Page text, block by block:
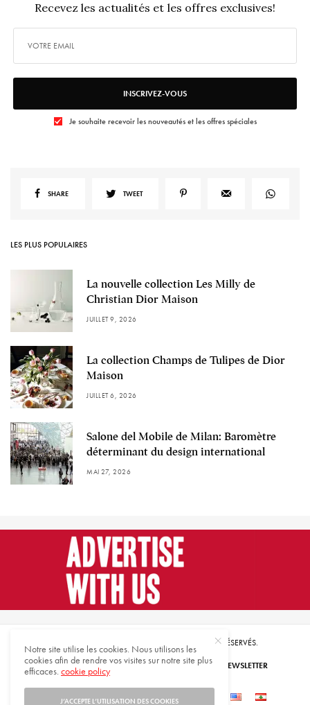
Recevez les actualités et les offres exclusives!
INSCRIVEZ-VOUS
Je souhaite recevoir les nouveautés et les offres spéciales
SHARE TWEET
LES PLUS POPULAIRES
La nouvelle collection Les Milly de
Christian Dior Maison
JUILLET 9, 2026
La collection Champs de Tulipes de Dior
Maison
JUILLET 6, 2026
Salone del Mobile de Milan: Baromètre
déterminant du design international
MAI 27, 2026
© 2021 HARMONIES MAGAZINE. TOUS DROITS RÉSERVÉS.
ABONNEZ-VOUS INSCRIVEZ-VOUS À NOTRE NEWSLETTER
QUI SOMMES-NOUS CONTACTEZ-NOUS
Notre site utilise les cookies. Nous utilisons les
cookies afin de rendre vos visites sur notre site plus
efficaces.cookie policy
J’ACCEPTE L’UTILISATION DES COOKIES